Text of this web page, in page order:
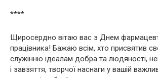
****
Щиросердно вітаю вас з Днем
працівника! Бажаю всім, хто присвятив
служінню ідеалам добра та людяності,
і завзяття, творчої наснаги у вашій